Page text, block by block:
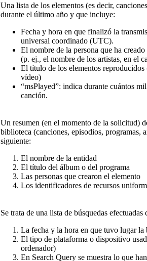
Una lista de los elementos (es decir,
durante el último año y que incluye:
Fecha y hora en que finalizó la
universal coordinado (UTC).
El nombre de la persona que ha
(p. ej., el nombre de los artistas, en el
El título de los elementos
vídeo)
“msPlayed”: indica durante cuántos
canción.
Un resumen (en el momento de la solicitud)
biblioteca (canciones, episodios, programas,
siguiente:
El nombre de la entidad
El título del álbum o del programa
Las personas que crearon el elemento
Los identificadores de recursos
Se trata de una lista de búsquedas
La fecha y la hora en que tuvo lugar la
El tipo de plataforma o dispositivo
ordenador)
En Search Query se muestra lo que